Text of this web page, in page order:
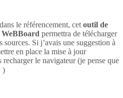
le référencement, cet outil de
WeBBoard permettra de télécharger
Si j’avais une suggestion à
en place la mise à jour
recharger le navigateur (je pense que
)